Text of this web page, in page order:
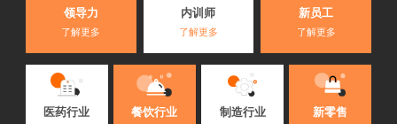
领导力
了解更多
内训师
了解更多
新员工
了解更多
医药行业 餐饮行业 制造行业 新零售